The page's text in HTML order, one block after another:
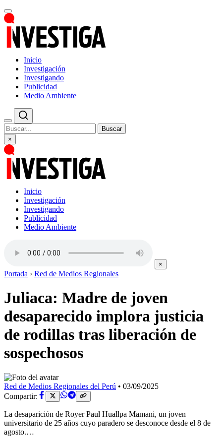
Inicio
Investigación
Investigando
Publicidad
Medio Ambiente
Buscar
×
Inicio
Investigación
Investigando
Publicidad
Medio Ambiente
×
Portada › Red de Medios Regionales
Juliaca: Madre de joven
desaparecido implora justicia
de rodillas tras liberación de
sospechosos
Red de Medios Regionales del Perú • 03/09/2025
Compartir:
La desaparición de Royer Paul Huallpa Mamani, un joven
universitario de 25 años cuyo paradero se desconoce desde el 8 de
agosto.…